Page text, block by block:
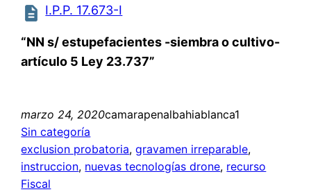
I.P.P. 17.673-I
“NN s/ estupefacientes -siembra o cultivo-
artículo 5 Ley 23.737”
marzo 24, 2020camarapenalbahiablanca1
Sin categoría
exclusion probatoria, gravamen irreparable
instruccion, nuevas tecnologías drone, recurso
Fiscal